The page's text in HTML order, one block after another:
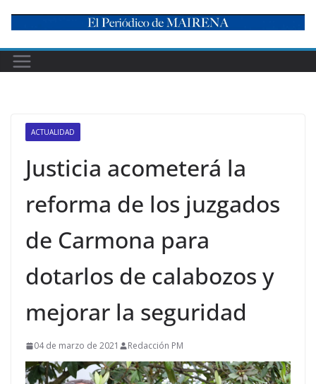
content
ACTUALIDAD
Justicia acometerá la
reforma de los juzgados
de Carmona para
dotarlos de calabozos y
mejorar la seguridad
04 de marzo de 2021 Redacción PM